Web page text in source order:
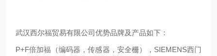
武汉西尔福贸易有限公司优势品牌及产品如下：
P+F倍加福（编码器，传感器，安全栅），SIEMENS西门